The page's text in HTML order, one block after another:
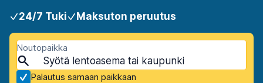
24/7 Tuki Maksuton peruutus
Noutopaikka
Palautus samaan paikkaan